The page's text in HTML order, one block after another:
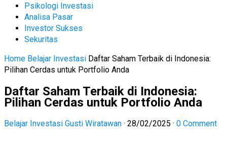
Psikologi Investasi
Analisa Pasar
Investor Sukses
Sekuritas
Home Belajar Investasi Daftar Saham Terbaik di Indonesia:
Pilihan Cerdas untuk Portfolio Anda
Daftar Saham Terbaik di Indonesia:
Pilihan Cerdas untuk Portfolio Anda
Belajar Investasi Gusti Wiratawan · 28/02/2025 · 0 Comment